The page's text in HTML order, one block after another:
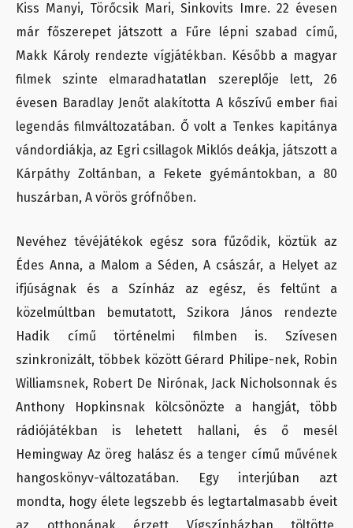
Kiss Manyi, Törőcsik Mari, Sinkovits Imre. 22 évesen
már főszerepet játszott a Fűre lépni szabad című,
Makk Károly rendezte vígjátékban. Később a magyar
filmek szinte elmaradhatatlan szereplője lett, 26
évesen Baradlay Jenőt alakította A kőszívű ember fiai
legendás filmváltozatában. Ő volt a Tenkes kapitánya
vándordiákja, az Egri csillagok Miklós deákja, játszott a
Kárpáthy Zoltánban, a Fekete gyémántokban, a 80
huszárban, A vörös grófnőben.
Nevéhez tévéjátékok egész sora fűződik, köztük az
Édes Anna, a Malom a Séden, A császár, a Helyet az
ifjúságnak és a Színház az egész, és feltűnt a
közelmúltban bemutatott, Szikora János rendezte
Hadik című történelmi filmben is. Szívesen
szinkronizált, többek között Gérard Philipe-nek, Robin
Williamsnek, Robert De Nirónak, Jack Nicholsonnak és
Anthony Hopkinsnak kölcsönözte a hangját, több
rádiójátékban is lehetett hallani, és ő mesél
Hemingway Az öreg halász és a tenger című művének
hangoskönyv-változatában. Egy interjúban azt
mondta, hogy élete legszebb és legtartalmasabb éveit